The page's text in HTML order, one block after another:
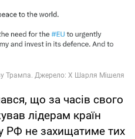
що за часів свого
лідерам країн
РФ не захищатиме тих